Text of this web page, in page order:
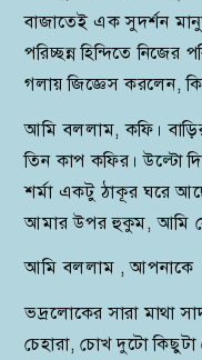
বাজাতেই এক সুদর্শন
পরিচ্ছন্ন হিন্দিতে
গলায় জিজ্ঞেস করলেন,
আমি বললাম, কফি।
তিন কাপ কফির। উল্টো
শর্মা একটু ঠাকূর ঘরে
আমার উপর হুকুম, আমি
আমি বললাম , আপনাকে
ভদ্রলোকের সারা মাথা
চেহারা, চোখ দুটো